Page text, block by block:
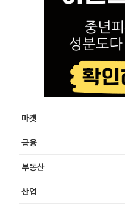
마켓
금융
부동산
산업